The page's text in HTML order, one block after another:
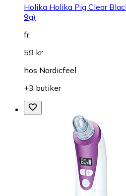
Holika Holika Pig Clear
9g)
fr.
59 kr
hos Nordicfeel
+3 butiker